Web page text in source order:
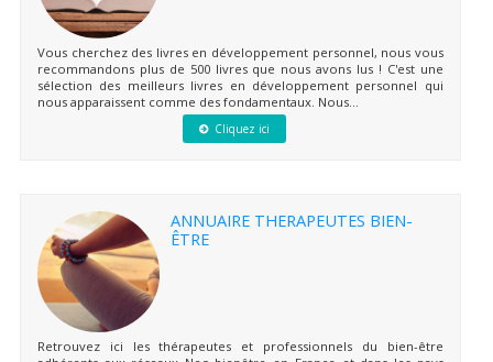
Vous cherchez des livres en développement personnel, nous vous
recommandons plus de 500 livres que nous avons lus ! C'est une
sélection des meilleurs livres en développement personnel qui
nous apparaissent comme des fondamentaux. Nous...
Cliquez ici
ANNUAIRE THERAPEUTES BIEN-
ÊTRE
Retrouvez ici les thérapeutes et professionnels du bien-être